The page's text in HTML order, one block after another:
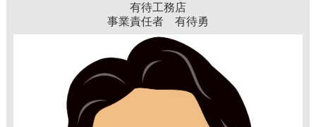
有待工務店
事業責任者 有待勇